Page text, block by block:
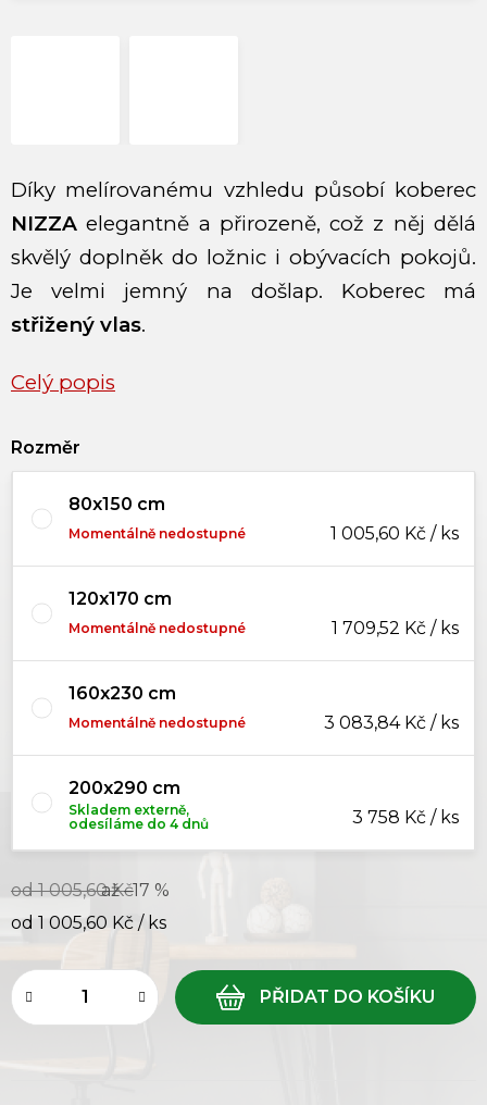
Díky melírovanému vzhledu působí koberec
NIZZA elegantně a přirozeně, což z něj dělá
skvělý doplněk do ložnic i obývacích pokojů.
Je velmi jemný na došlap. Koberec má
střižený vlas.
Celý popis
Rozměr
80x150 cm
Momentálně nedostupné 1 005,60 Kč / ks
120x170 cm
Momentálně nedostupné 1 709,52 Kč / ks
160x230 cm
Momentálně nedostupné 3 083,84 Kč / ks
200x290 cm
Skladem externě,
odesíláme do 4 dnů
3 758 Kč / ks
od 1 005,60 Kčaž –17 %
od 1 005,60 Kč / ks